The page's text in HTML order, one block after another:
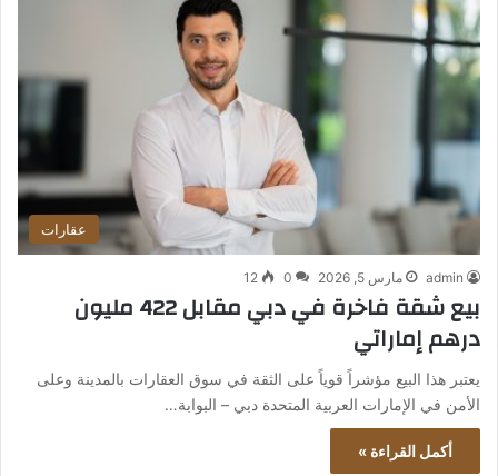
عقارات
admin مارس 5, 2026 0
12
بيع شقة فاخرة في دبي مقابل 422 مليون
درهم إماراتي
يعتبر هذا البيع مؤشراً قوياً على الثقة في سوق العقارات بالمدينة وعلى
الأمن في الإمارات العربية المتحدة دبي – البوابة…
أكمل القراءة »